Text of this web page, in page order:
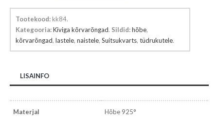
Tootekood: kk84.
Kategooria:Kiviga kõrvarõngad. Sildid:hõbe,
kõrvarõngad, lastele, naistele, Suitsukvarts, tüdrukutele.
LISAINFO
Materjal Hõbe 925°